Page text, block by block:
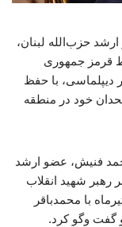
حزب‌الله لبنان،
قرمز جمهوری
دیپلماسی، با حفظ
خود در منطقه
فنیش، عضو ارشد
رهبر شهید انقلاب
در تهران حضور یافته بود، یکشنبه 14 تیرماه با محمدباقر
گفت وگو کرد.